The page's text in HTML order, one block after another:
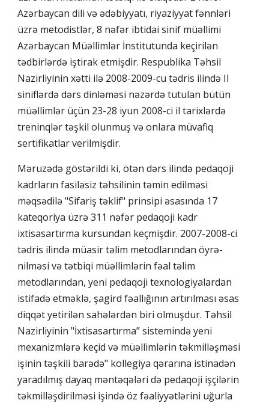
Azərbaycan dili və ədəbiyyatı, riyaziyyat fənnləri
üzrə metodistlər, 8 nəfər ibtidai sinif müəllimi
Azərbaycan Müəllimlər İnstitutunda keçirilən
tədbirlərdə iştirak etmişdir. Respublika Təhsil
Nazirliyinin xətti ilə 2008-2009-cu tədris ilində II
siniflərdə dərs dinləməsi nəzərdə tutulan bütün
müəllimlər üçün 23-28 iyun 2008-ci il tarixlərdə
treninqlər təşkil olunmuş və onlara müvafiq
sertifikatlar verilmişdir.
Məruzədə göstərildi ki, ötən dərs ilində pedaqoji
kadrların fasiləsiz təhsilinin təmin edilməsi
məqsədilə "Sifariş təklif" prinsipi əsasında 17
kateqoriya üzrə 311 nəfər pedaqoji kadr
ixtisasartırma kursundan keçmişdir. 2007-2008-ci
tədris ilində müasir təlim metodlarından öyrə-
nilməsi və tətbiqi müəllimlərin fəal təlim
metodlarından, yeni pedaqoji texnologiyalardan
istifadə etməklə, şagird fəallığının artırılması əsas
diqqət yetirilən sahələrdən biri olmuşdur. Təhsil
Nazirliyinin "İxtisasartırma” sistemində yeni
mexanizmlərə keçid və müəllimlərin təkmilləşməsi
işinin təşkili barədə" kollegiya qərarına istinadən
yaradılmış dayaq məntəqələri də pedaqoji işçilərin
təkmilləşdirilməsi işində öz fəaliyyətlərini uğurla